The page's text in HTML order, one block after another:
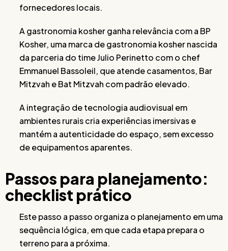
fornecedores locais.
A gastronomia kosher ganha relevância com a BP
Kosher, uma marca de gastronomia kosher nascida
da parceria do time Julio Perinetto com o chef
Emmanuel Bassoleil, que atende casamentos, Bar
Mitzvah e Bat Mitzvah com padrão elevado.
A integração de tecnologia audiovisual em
ambientes rurais cria experiências imersivas e
mantém a autenticidade do espaço, sem excesso
de equipamentos aparentes.
Passos para planejamento:
checklist prático
Este passo a passo organiza o planejamento em uma
sequência lógica, em que cada etapa prepara o
terreno para a próxima.